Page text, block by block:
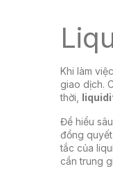
Khi làm
giao dịch.
thời,
Để hiểu
đồng
tắc của
cần trung